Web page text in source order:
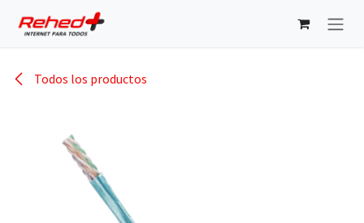
Todos los productos